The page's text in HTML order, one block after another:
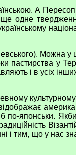
А
ще одне
Можна у
пастирства у
і в усіх
б по-японськи.
і тим, що у нас